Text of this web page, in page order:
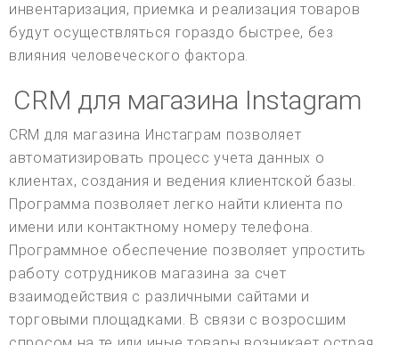
инвентаризация, приемка и реализация товаров
будут осуществляться гораздо быстрее, без
влияния человеческого фактора.
CRM для магазина Instagram
CRM для магазина Инстаграм позволяет
автоматизировать процесс учета данных о
клиентах, создания и ведения клиентской базы.
Программа позволяет легко найти клиента по
имени или контактному номеру телефона.
Программное обеспечение позволяет упростить
работу сотрудников магазина за счет
взаимодействия с различными сайтами и
торговыми площадками. В связи с возросшим